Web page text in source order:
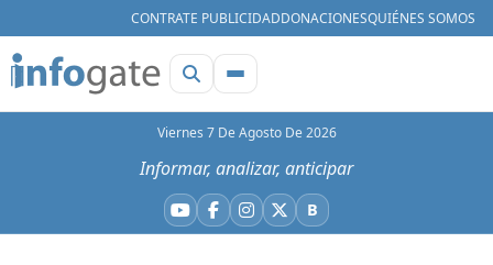
CONTRATE PUBLICIDADDONACIONESQUIÉNES SOMOS
Viernes 7 De Agosto De 2026
Informar, analizar, anticipar
YouTube
Facebook
Instagram
X BBluesky